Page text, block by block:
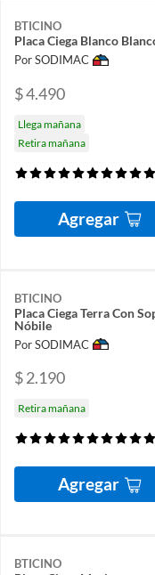
BTICINO
Placa Ciega Blanco
Por SODIMAC
$ 4.490
Llega mañana
Retira mañana
Agregar
BTICINO
Placa Ciega Terra Con
Nóbile
Por SODIMAC
$ 2.190
Retira mañana
Agregar
BTICINO